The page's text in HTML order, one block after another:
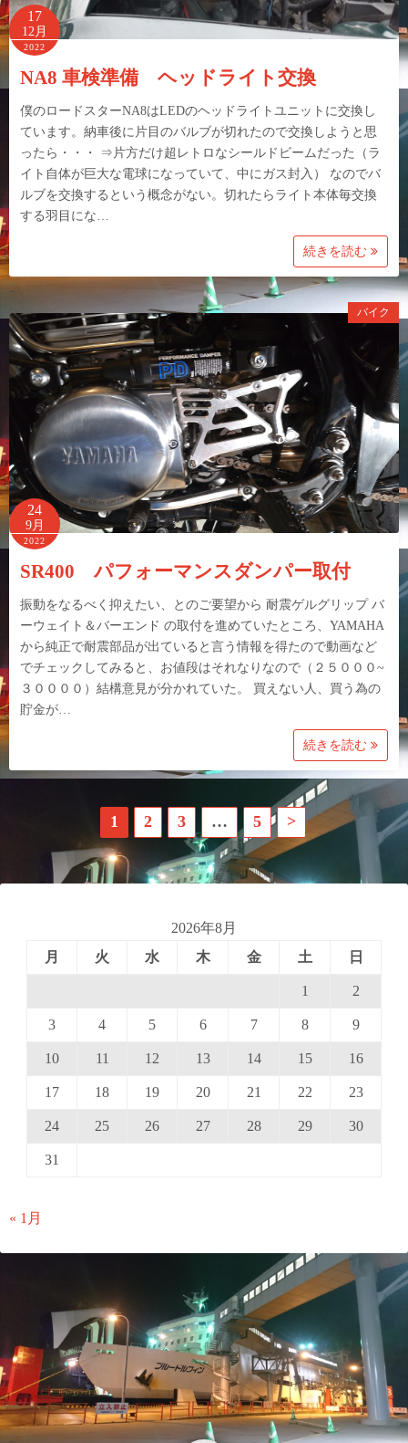
17
12月
2022
NA8 車検準備 ヘッドライト交換
僕のロードスターNA8はLEDのヘッドライトユニットに交換し
ています。納車後に片目のバルブが切れたので交換しようと思
ったら・・・ ⇒片方だけ超レトロなシールドビームだった（ラ
イト自体が巨大な電球になっていて、中にガス封入） なのでバ
ルブを交換するという概念がない。切れたらライト本体毎交換
する羽目にな…
続きを読む
バイク
24
9月
2022
SR400 パフォーマンスダンパー取付
振動をなるべく抑えたい、とのご要望から 耐震ゲルグリップ バ
ーウェイト＆バーエンド の取付を進めていたところ、YAMAHA
から純正で耐震部品が出ていると言う情報を得たので動画など
でチェックしてみると、お値段はそれなりなので（２５０００~
３００００）結構意見が分かれていた。 買えない人、買う為の
貯金が…
続きを読む
1 2 3 … 5 >
2026年8月
月
火 水 木 金 土 日
1 2
3 4 5 6 7 8 9
10 11 12 13 14 15 16
17 18 19 20 21 22 23
24 25 26 27 28 29 30
31
« 1月